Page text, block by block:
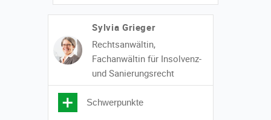
Sylvia Grieger
Rechtsanwältin,
Fachanwältin für Insolvenz-
und Sanierungsrecht
Schwerpunkte